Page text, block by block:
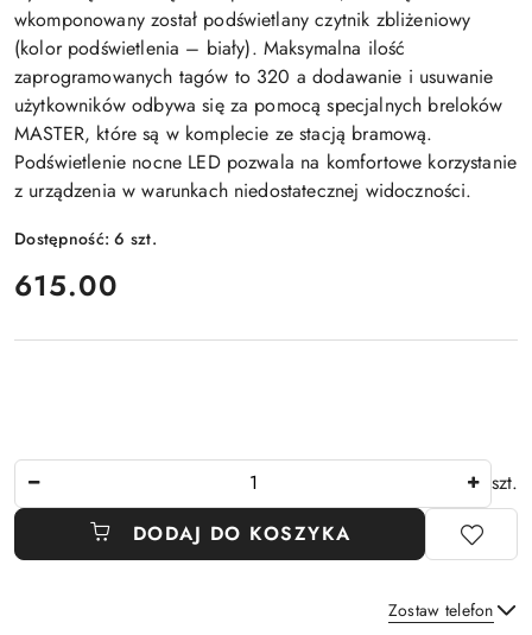
wkomponowany został podświetlany czytnik zbliżeniowy
(kolor podświetlenia – biały). Maksymalna ilość
zaprogramowanych tagów to 320 a dodawanie i usuwanie
użytkowników odbywa się za pomocą specjalnych breloków
MASTER, które są w komplecie ze stacją bramową.
Podświetlenie nocne LED pozwala na komfortowe korzystanie
z urządzenia w warunkach niedostatecznej widoczności.
Dostępność:6 szt.
cena:
615.00
szt.
DODAJ DO KOSZYKA
Zostaw telefon